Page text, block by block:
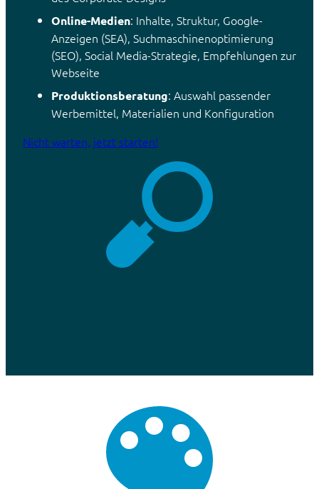
Online-Medien: Inhalte, Struktur, Google-
Anzeigen (SEA), Suchmaschinenoptimierung
(SEO), Social Media-Strategie, Empfehlungen zur
Webseite
Produktionsberatung: Auswahl passender
Werbemittel, Materialien und Konfiguration
Nicht warten, jetzt starten!